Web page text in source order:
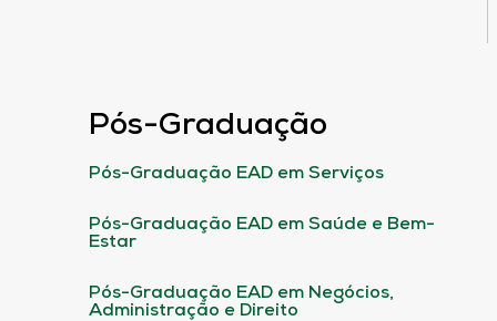
Pós-Graduação
Pós-Graduação EAD em Serviços
Pós-Graduação EAD em Saúde e Bem-
Estar
Pós-Graduação EAD em Negócios,
Administração e Direito